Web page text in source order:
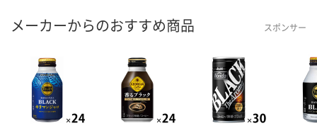
メーカーからのおすすめ商品 スポンサー